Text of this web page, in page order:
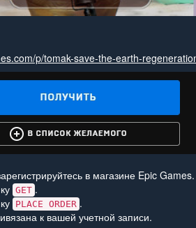
p/tomak-save-the-earth-
в магазине Epic Games.
GET .
PLACE ORDER .
к вашей учетной записи.